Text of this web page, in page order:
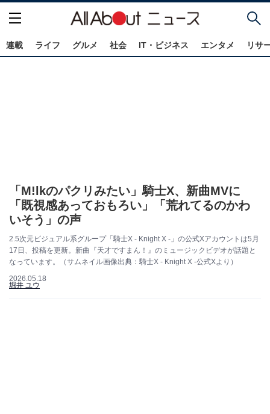
連載 ライフ グルメ 社会 IT・ビジネス エンタメ リサ
「M!lkのパクリみたい」騎士X、新曲MVに
「既視感あっておもろい」「荒れてるのかわ
いそう」の声
2.5次元ビジュアル系グループ「騎士X - Knight X -」の公式Xアカウントは5月
17日、投稿を更新。新曲『天才ですまん！』のミュージックビデオが話題と
なっています。（サムネイル画像出典：騎士X - Knight X -公式Xより）
2026.05.18
堀井 ユウ